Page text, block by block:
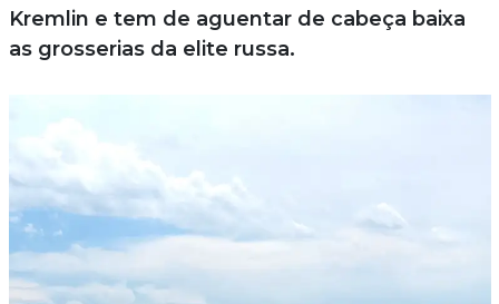
Kremlin e tem de aguentar de cabeça baixa
as grosserias da elite russa.